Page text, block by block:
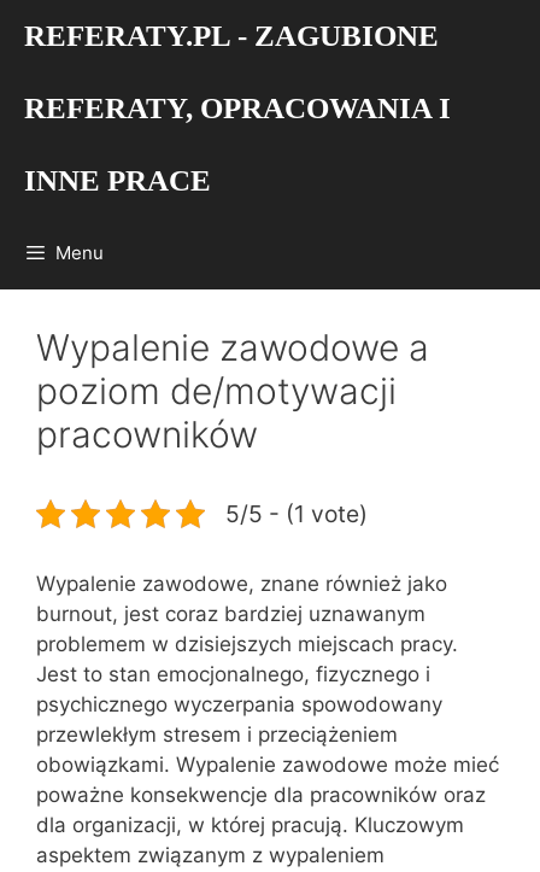
REFERATY.PL - ZAGUBIONE
REFERATY, OPRACOWANIA I
INNE PRACE
Menu
Wypalenie zawodowe a
poziom de/motywacji
pracowników
5/5 - (1 vote)
Wypalenie zawodowe, znane również jako
burnout, jest coraz bardziej uznawanym
problemem w dzisiejszych miejscach pracy.
Jest to stan emocjonalnego, fizycznego i
psychicznego wyczerpania spowodowany
przewlekłym stresem i przeciążeniem
obowiązkami. Wypalenie zawodowe może mieć
poważne konsekwencje dla pracowników oraz
dla organizacji, w której pracują. Kluczowym
aspektem związanym z wypaleniem